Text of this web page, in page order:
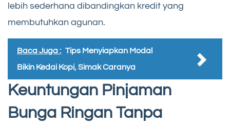
lebih sederhana dibandingkan kredit yang
membutuhkan agunan.
Baca Juga : Tips Menyiapkan Modal
Bikin Kedai Kopi, Simak Caranya
Keuntungan Pinjaman
Bunga Ringan Tanpa